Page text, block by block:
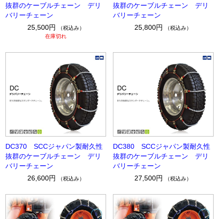
抜群のケーブルチェーン デリ
バリーチェーン
25,500円
（税込み）
在庫切れ
抜群のケーブルチェーン デリ
バリーチェーン
25,800円
（税込み）
DC370 SCCジャパン製耐久性
抜群のケーブルチェーン デリ
バリーチェーン
26,600円
（税込み）
DC380 SCCジャパン製耐久性
抜群のケーブルチェーン デリ
バリーチェーン
27,500円
（税込み）